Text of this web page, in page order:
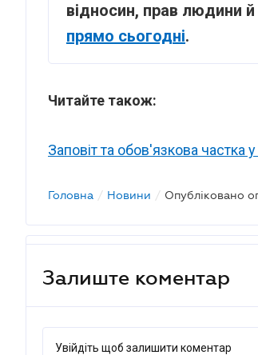
відносин, прав людини
прямо сьогодні.
Читайте також:
Заповіт та обов'язкова частка
Головна / Новини /
Залиште коментар
Увійдіть щоб залишити коментар